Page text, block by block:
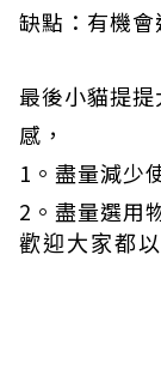
缺點：有機會
最後小貓提
感，
1。盡量減少
2。盡量選用
歡迎大家都